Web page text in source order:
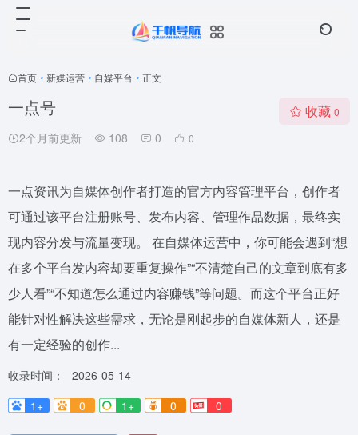
首页 • 新媒运营 • 自媒平台 • 正文
一点号
2个月前更新 108 0 0
收藏 0
一点资讯为自媒体创作者打造的官方内容管理平台，创作者
可通过该平台注册账号、发布内容、管理作品数据，最终实
现内容分发与流量变现。 在自媒体运营中，你可能会遇到“想
在多个平台发内容却要重复操作”“不清楚自己的文章到底有多
少人看”“不知道怎么通过内容赚钱”等问题。而这个平台正好
能针对性解决这些需求，无论是刚起步的自媒体新人，还是
有一定经验的创作...
收录时间：
2026-05-14
1+
0 1+ 0 0